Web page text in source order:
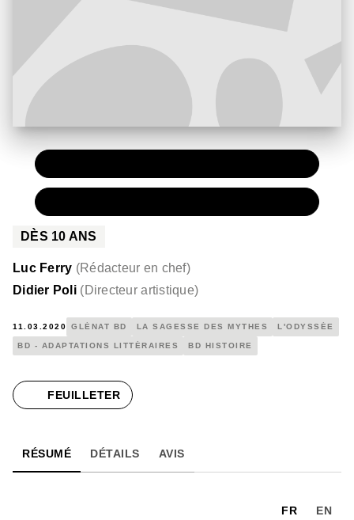
DÈS 10 ANS
Luc Ferry (Rédacteur en chef)
Didier Poli (Directeur artistique)
11.03.2020 GLÉNAT BD LA SAGESSE DES MYTHES L'ODYSSÉE
BD - ADAPTATIONS LITTÉRAIRES BD HISTOIRE
FEUILLETER
RÉSUMÉ DÉTAILS AVIS
FR EN